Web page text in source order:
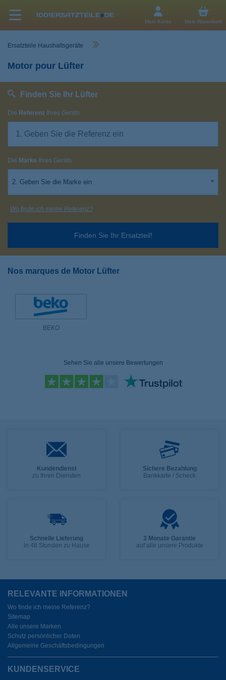
Mein Konto Mein Warenkorb
Ersatzteile Haushaltsgeräte
Motor pour Lüfter
Finden Sie Ihr Lüfter
Die Referenz Ihres Geräts
Die Marke Ihres Geräts
2. Geben Sie die Marke ein
Finden Sie Ihr Ersatzteil!
Wo finde ich meine Referenz?
Nos marques de Motor Lüfter
BEKO
Sehen Sie alle unsere Bewertungen
Kundendienst
zu Ihren Diensten
Sichere Bezahlung
Bankkarte / Scheck
Schnelle Lieferung
in 48 Stunden zu Hause
3 Monate Garantie
auf alle unsere Produkte
RELEVANTE INFORMATIONEN
Wo finde ich meine Referenz?
Sitemap
Alle unsere Marken
Schutz persönlicher Daten
Allgemeine Geschäftsbedingungen
KUNDENSERVICE